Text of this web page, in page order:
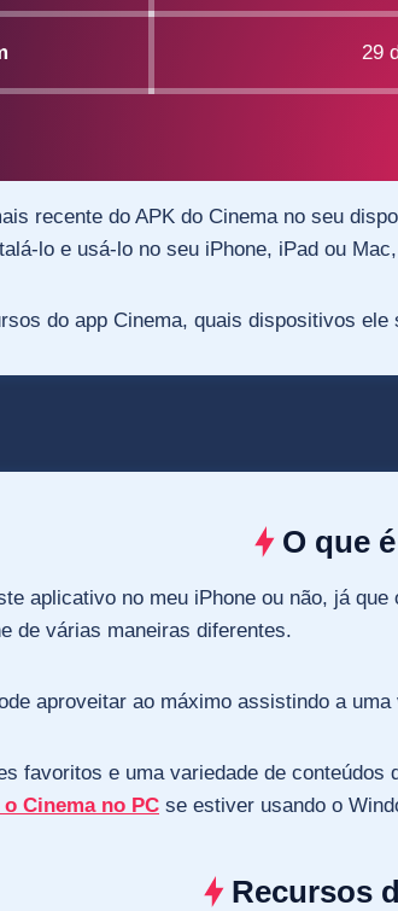
29
recente do APK do Cinema no seu
lo e usá-lo no seu iPhone, iPad ou
do app Cinema, quais dispositivos ele
O que
aplicativo no meu iPhone ou não, já
de várias maneiras diferentes.
aproveitar ao máximo assistindo a
favoritos e uma variedade de
o Cinema no PC se estiver usando o
Recursos